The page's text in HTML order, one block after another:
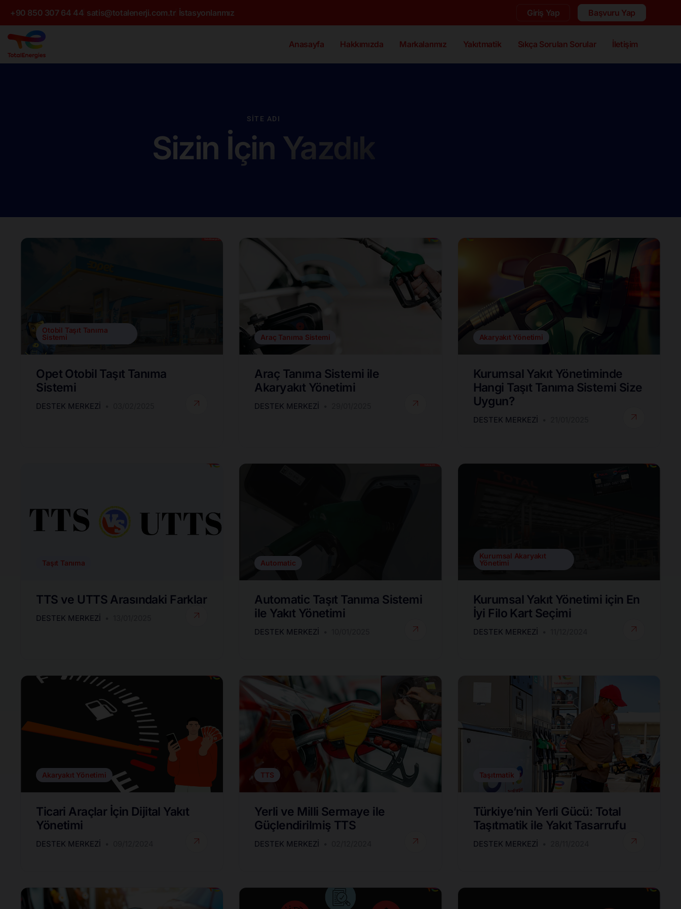
+90 850 307 64 44 satis@totalenerji.com.tr İstasyonlarımız Giriş Yap Başvuru Yap
Anasayfa Hakkımızda Markalarımız Yakıtmatik Sıkça Sorulan Sorular İletişim
SITE ADI
Sizin İçin Yazdık
Otobil Taşıt Tanıma
Sistemi
Opet Otobil Taşıt Tanıma
Sistemi
DESTEK MERKEZI
Araç Tanıma Sistemi
Araç Tanıma Sistemi ile
Akaryakıt Yönetimi
DESTEK MERKEZI
Akaryakıt Yönetimi
Kurumsal Yakıt Yönetiminde
Hangi Taşıt Tanıma Sistemi Size
Uygun?
DESTEK MERKEZI
Taşıt Tanıma
TTS ve UTTS Arasındaki Farklar
DESTEK MERKEZI
Automatic
Automatic Taşıt Tanıma Sistemi
ile Yakıt Yönetimi
DESTEK MERKEZI
Kurumsal Akaryakıt
Yönetimi
Kurumsal Yakıt Yönetimi için En
İyi Filo Kart Seçimi
DESTEK MERKEZI
Akaryakıt Yönetimi
Ticari Araçlar İçin Dijital Yakıt
Yönetimi
DESTEK MERKEZI
TTS
Yerli ve Milli Sermaye ile
Güçlendirilmiş TTS
DESTEK MERKEZI
Taşıtmatik
Türkiye’nin Yerli Gücü: Total
Taşıtmatik ile Yakıt Tasarrufu
DESTEK MERKEZI